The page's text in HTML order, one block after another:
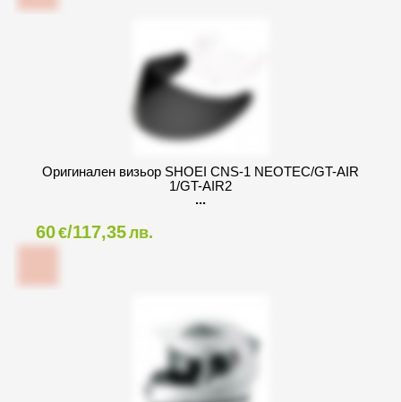
Оригинален визьор SHOEI CNS-1 NEOTEC/GT-AIR
1/GT-AIR2
60€/117,35лв.